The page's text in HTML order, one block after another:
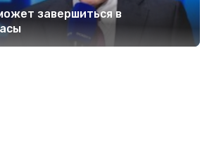
завершиться в